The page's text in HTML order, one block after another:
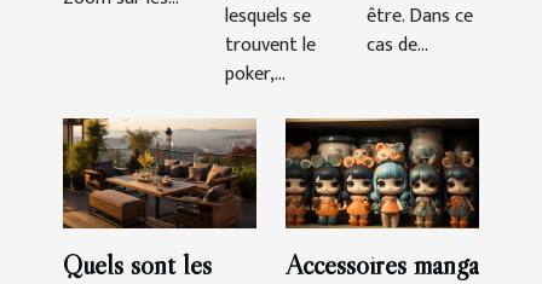
lesquels se
trouvent le
poker,...
être. Dans ce
cas de...
Quels sont les
Accessoires manga